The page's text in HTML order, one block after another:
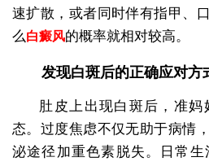
速扩散，或者同时伴有指甲、
么白癜风的概率就相对较高。
发现白斑后的正确应对方
肚皮上出现白斑后，准
态。过度焦虑不仅无助于病情
泌途径加重色素脱失。日常